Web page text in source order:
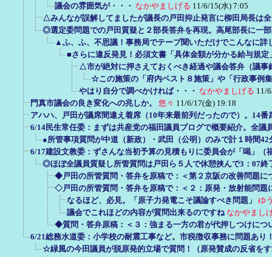
議会の雰囲気が・・・ なかやましげる 11/6/15(水) 7:05
△みんなが誤解してましたが議長の戸田抑止発言に柳田局長は
◎選定委問題での戸田質疑と２部長答弁を再現。高尾部長に一
▲ふ、ふ、不思議！事務局でテープ聞いただけでこんなに詳
■さらに違反発見！必須文書「具体金額が分かる給与規
△市が絶対に押さえておくべき経過や議会答弁（議事
☆この施策の「府内ベスト８施策」や「行政事例
やはり自分で調べかければ・・・ なかやましげる 11/
門真市議会の良き変化への兆しか。
悠々 11/6/17(金) 19:18
アハハ、戸田が議席間違え着席（10年来最前列だったので）。14番
6/14民生常任委：まずは共産党の福田議員ブログで概要紹介。全議
●所管事項質問が中道（新政）・武田（公明）のみで計１時間42
6/17建設文教委：ずさんな当初予算の見積もりに委員会が「喝」（
◎ほぼ全議員質疑し所管質問は戸田ら５人で休憩挟んで3：07終
◆戸田の所管質問・答弁を原稿で：＜第２京阪の改善問題に
◇戸田の所管質問・答弁を原稿で：＜２：原発・放射能問題
なるほど、必見。「原子力発電こそ議論すべき問題」
ゆ
議会でこれほどの内容が質問出来るのですね なかやまし
◆質問・答弁原稿：＜３：強まる一方の君が代押しつけにつ
6/21総務水道委：小学校の耐震工事など。市税徴収事務に問題あり
☆緑風の今田議員が脱原発的立場で質問！（原発賛成の反省を